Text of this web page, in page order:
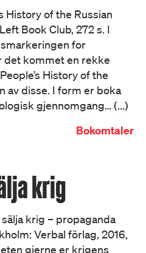
History of the Russian
Book Club, 272 s. I
for
det kommet en rekke
History of the
av disse. I form er boka
gjennomgang… (...)
Bokomtaler
krig
krig – propaganda
Verbal förlag, 2016,
gjerne er krigens